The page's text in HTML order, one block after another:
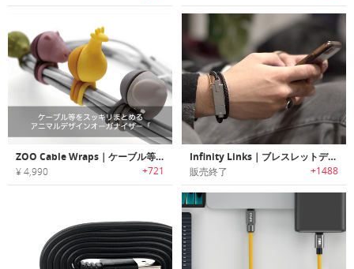
ZOO Cable Wraps｜ケーブル等をスッキリまとめるアニマルデザインオーガナイザー「ズーケーブル」
¥ 4,990 +721
Infinity Links｜ブレスレットデザイン充電ケーブル「インフィニティリンクス」
販売終了 +1488